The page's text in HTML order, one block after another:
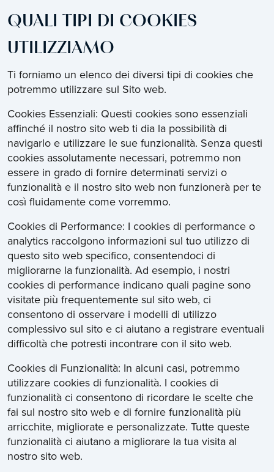
QUALI TIPI DI COOKIES
UTILIZZIAMO
Ti forniamo un elenco dei diversi tipi di cookies che
potremmo utilizzare sul Sito web.
Cookies Essenziali: Questi cookies sono essenziali
affinché il nostro sito web ti dia la possibilità di
navigarlo e utilizzare le sue funzionalità. Senza questi
cookies assolutamente necessari, potremmo non
essere in grado di fornire determinati servizi o
funzionalità e il nostro sito web non funzionerà per te
così fluidamente come vorremmo.
Cookies di Performance: I cookies di performance o
analytics raccolgono informazioni sul tuo utilizzo di
questo sito web specifico, consentendoci di
migliorarne la funzionalità. Ad esempio, i nostri
cookies di performance indicano quali pagine sono
visitate più frequentemente sul sito web, ci
consentono di osservare i modelli di utilizzo
complessivo sul sito e ci aiutano a registrare eventuali
difficoltà che potresti incontrare con il sito web.
Cookies di Funzionalità: In alcuni casi, potremmo
utilizzare cookies di funzionalità. I cookies di
funzionalità ci consentono di ricordare le scelte che
fai sul nostro sito web e di fornire funzionalità più
arricchite, migliorate e personalizzate. Tutte queste
funzionalità ci aiutano a migliorare la tua visita al
nostro sito web.